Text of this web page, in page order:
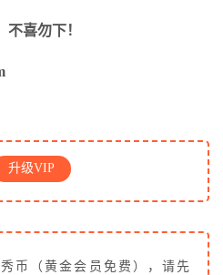
喜勿下！
升级VIP
秀币（黄金会员免费），请先